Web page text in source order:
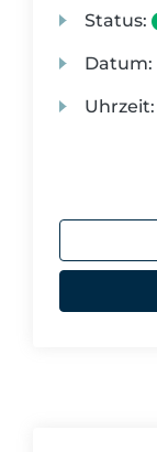
Status:
Datum:
Uhrzeit: